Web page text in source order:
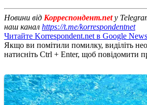
Новини від Корреспондент.netу
наш канал https://t.me/korrespondentnet
Читайте Korrespondent.net в Google News
Якщо ви помітили помилку, виділіть
натисніть Ctrl + Enter, щоб повідомити